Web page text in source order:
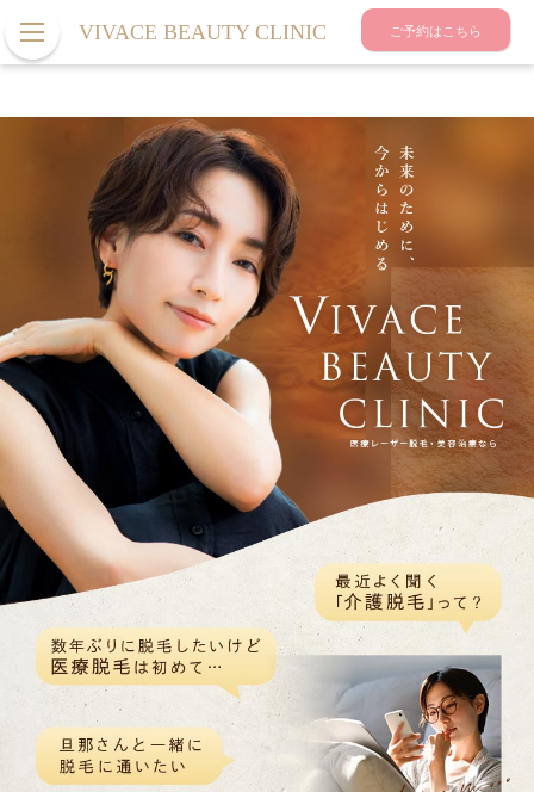
VIVACE BEAUTY CLINIC ご予約はこちら